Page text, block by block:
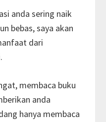
anda sering naik
bebas, saya akan
dari
membaca buku
anda
hanya membaca